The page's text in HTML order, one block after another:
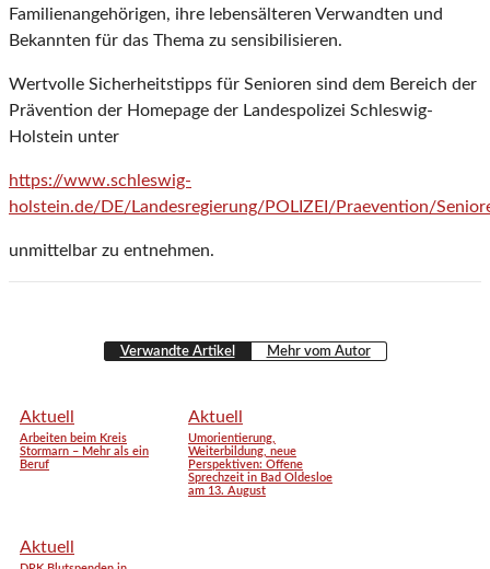
Familienangehörigen, ihre lebensälteren Verwandten und
Bekannten für das Thema zu sensibilisieren.
Wertvolle Sicherheitstipps für Senioren sind dem Bereich der
Prävention der Homepage der Landespolizei Schleswig-
Holstein unter
https://www.schleswig-
holstein.de/DE/Landesregierung/POLIZEI/Praevention/
unmittelbar zu entnehmen.
Verwandte Artikel Mehr vom Autor
Aktuell
Arbeiten beim Kreis
Stormarn – Mehr als ein
Beruf
Aktuell
Umorientierung,
Weiterbildung, neue
Perspektiven: Offene
Sprechzeit in Bad Oldesloe
am 13. August
Aktuell